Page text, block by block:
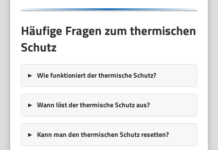
Häufige Fragen zum thermischen
Schutz
Wie funktioniert der thermische Schutz?
Wann löst der thermische Schutz aus?
Kann man den thermischen Schutz resetten?